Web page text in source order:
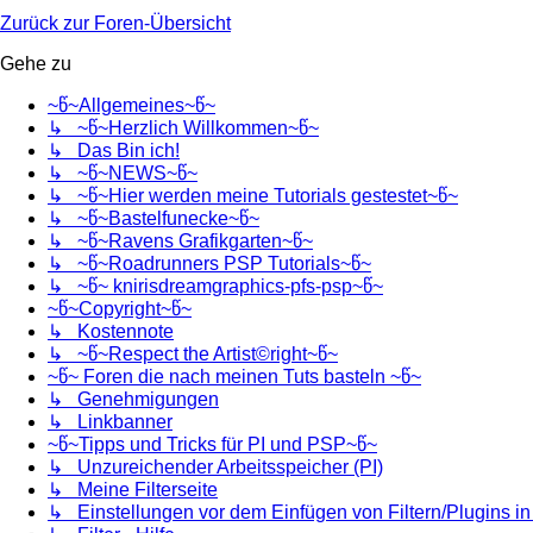
Zurück zur Foren-Übersicht
Gehe zu
~წ~Allgemeines~წ~
↳ ~წ~Herzlich Willkommen~წ~
↳ Das Bin ich!
↳ ~წ~NEWS~წ~
↳ ~წ~Hier werden meine Tutorials gestestet~წ~
↳ ~წ~Bastelfunecke~წ~
↳ ~წ~Ravens Grafikgarten~წ~
↳ ~წ~Roadrunners PSP Tutorials~წ~
↳ ~წ~ knirisdreamgraphics-pfs-psp~წ~
~წ~Copyright~წ~
↳ Kostennote
↳ ~წ~Respect the Artist©right~წ~
~წ~ Foren die nach meinen Tuts basteln ~წ~
↳ Genehmigungen
↳ Linkbanner
~წ~Tipps und Tricks für PI und PSP~წ~
↳ Unzureichender Arbeitsspeicher (PI)
↳ Meine Filterseite
↳ Einstellungen vor dem Einfügen von Filtern/Plugins in